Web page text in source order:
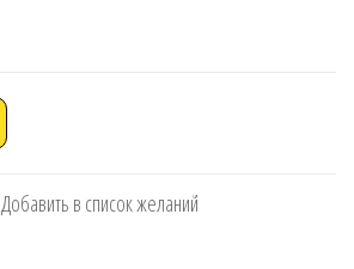
Добавить в список желаний